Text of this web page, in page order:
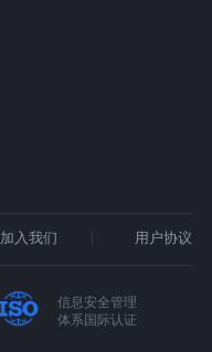
加入我们 用户协议
信息安全管理
体系国际认证